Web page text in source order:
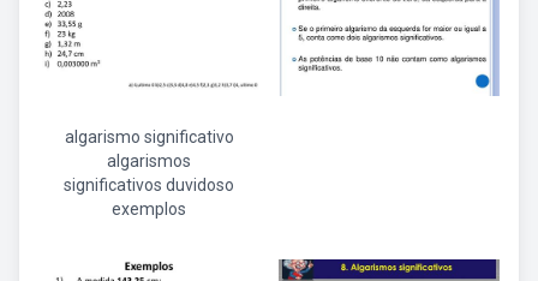
algarismo significativo
algarismos
significativos duvidoso
exemplos